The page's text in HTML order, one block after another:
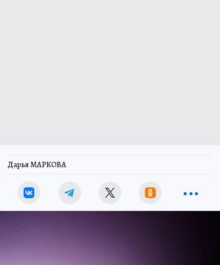
Дарья МАРКОВА